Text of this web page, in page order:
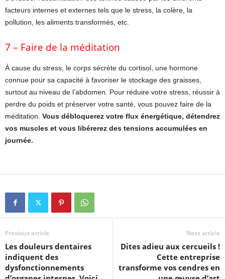
facteurs internes et externes tels que le stress, la colère, la
pollution, les aliments transformés, etc.
7 – Faire de la méditation
À cause du stress, le corps sécrète du cortisol, une hormone
connue pour sa capacité à favoriser le stockage des graisses,
surtout au niveau de l’abdomen. Pour réduire votre stress, réussir à
perdre du poids et préserver votre santé, vous pouvez faire de la
méditation. Vous débloquerez votre flux énergétique, détendrez
vos muscles et vous libérerez des tensions accumulées en
journée.
Previous article
Les douleurs dentaires
indiquent des
dysfonctionnements
Next article
Dites adieu aux cercueils !
Cette entreprise
transforme vos cendres en